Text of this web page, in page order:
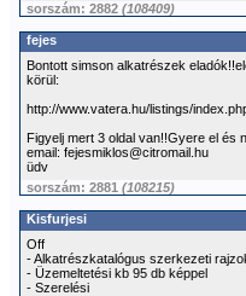
sorszám: 2882 (108409)
fejes
Bontott simson alkatrészek
körül:
http://www.vatera.hu/listings/
Figyelj mert 3 oldal van!!Gyere el és
email: fejesmiklos@citromail.hu
üdv
sorszám: 2881 (108215)
Kisfurjesi
Off
- Alkatrészkatalógus szerkezeti
- Üzemeltetési kb 95 db képpel
- Szerelési